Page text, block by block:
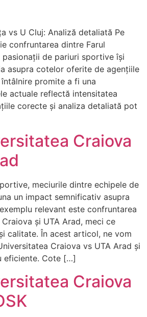
vs U Cluj: Analiză detaliată Pe
confruntarea dintre Farul
pasionații de pariuri sportive își
asupra cotelor oferite de agențiile
promite a fi una
actuale reflectă intensitatea
corecte și analiza detaliată pot
Craiova
meciurile dintre echipele de
un impact semnificativ asupra
relevant este confruntarea
și UTA Arad, meci ce
calitate. În acest articol, ne vom
Craiova vs UTA Arad și
eficiente. Cote […]
Craiova